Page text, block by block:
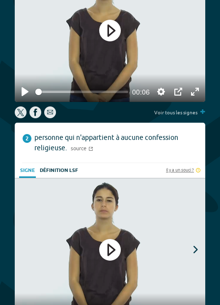
Play
00:06
Settings
PIP
Enter
Play
Voir tous les signes +
2
personne qui n'appartient à aucune confession
religieuse.
source
SIGNE DÉFINITION LSF Il y a un souci ?
Play